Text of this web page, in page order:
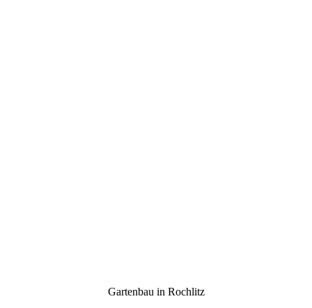
Gartenbau in Rochlitz